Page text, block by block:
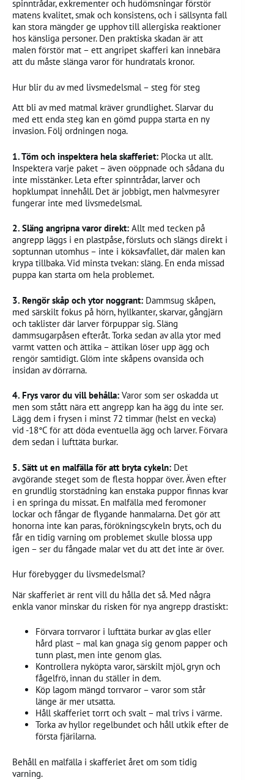
spinntrådar, exkrementer och hudömsningar förstör
matens kvalitet, smak och konsistens, och i sällsynta fall
kan stora mängder ge upphov till allergiska reaktioner
hos känsliga personer. Den praktiska skadan är att
malen förstör mat – ett angripet skafferi kan innebära
att du måste slänga varor för hundratals kronor.
Hur blir du av med livsmedelsmal – steg för steg
Att bli av med matmal kräver grundlighet. Slarvar du
med ett enda steg kan en gömd puppa starta en ny
invasion. Följ ordningen noga.
1. Töm och inspektera hela skafferiet: Plocka ut allt.
Inspektera varje paket – även oöppnade och sådana du
inte misstänker. Leta efter spinntrådar, larver och
hopklumpat innehåll. Det är jobbigt, men halvmesyrer
fungerar inte med livsmedelsmal.
2. Släng angripna varor direkt: Allt med tecken på
angrepp läggs i en plastpåse, försluts och slängs direkt i
soptunnan utomhus – inte i köksavfallet, där malen kan
krypa tillbaka. Vid minsta tvekan: släng. En enda missad
puppa kan starta om hela problemet.
3. Rengör skåp och ytor noggrant: Dammsug skåpen,
med särskilt fokus på hörn, hyllkanter, skarvar, gångjärn
och taklister där larver förpuppar sig. Släng
dammsugarpåsen efteråt. Torka sedan av alla ytor med
varmt vatten och ättika – ättikan löser upp ägg och
rengör samtidigt. Glöm inte skåpens ovansida och
insidan av dörrarna.
4. Frys varor du vill behålla: Varor som ser oskadda ut
men som stått nära ett angrepp kan ha ägg du inte ser.
Lägg dem i frysen i minst 72 timmar (helst en vecka)
vid -18°C för att döda eventuella ägg och larver. Förvara
dem sedan i lufttäta burkar.
5. Sätt ut en malfälla för att bryta cykeln: Det
avgörande steget som de flesta hoppar över. Även efter
en grundlig storstädning kan enstaka puppor finnas kvar
i en springa du missat. En malfälla med feromoner
lockar och fångar de flygande hanmalarna. Det gör att
honorna inte kan paras, förökningscykeln bryts, och du
får en tidig varning om problemet skulle blossa upp
igen – ser du fångade malar vet du att det inte är över.
Hur förebygger du livsmedelsmal?
När skafferiet är rent vill du hålla det så. Med några
enkla vanor minskar du risken för nya angrepp drastiskt:
Förvara torrvaror i lufttäta burkar av glas eller
hård plast – mal kan gnaga sig genom papper och
tunn plast, men inte genom glas.
Kontrollera nyköpta varor, särskilt mjöl, gryn och
fågelfrö, innan du ställer in dem.
Köp lagom mängd torrvaror – varor som står
länge är mer utsatta.
Håll skafferiet torrt och svalt – mal trivs i värme.
Torka av hyllor regelbundet och håll utkik efter de
första fjärilarna.
Behåll en malfälla i skafferiet året om som tidig
varning.